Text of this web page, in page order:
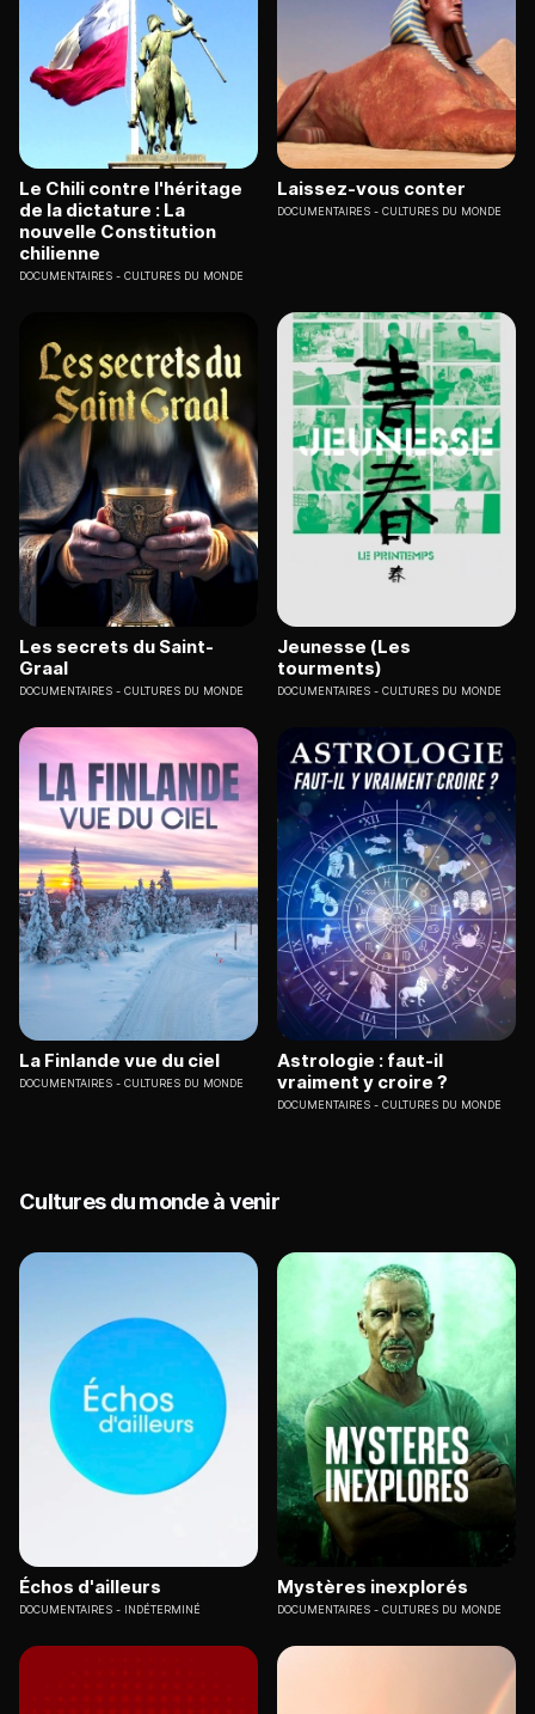
Le Chili contre l'héritage
de la dictature : La
nouvelle Constitution
chilienne
DOCUMENTAIRES CULTURES DU MONDE
Laissez-vous conter
DOCUMENTAIRES CULTURES DU MONDE
Les secrets du Saint-
Graal
DOCUMENTAIRES CULTURES DU MONDE
Jeunesse (Les
tourments)
DOCUMENTAIRES CULTURES DU MONDE
La Finlande vue du ciel
DOCUMENTAIRES CULTURES DU MONDE
Astrologie : faut-il
vraiment y croire ?
DOCUMENTAIRES CULTURES DU MONDE
Cultures du monde à venir
Échos d'ailleurs
DOCUMENTAIRES INDÉTERMINÉ
Mystères inexplorés
DOCUMENTAIRES CULTURES DU MONDE